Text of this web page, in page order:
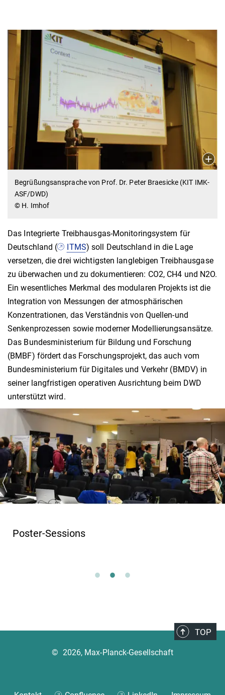
Begrüßungsansprache von Prof. Dr. Peter Braesicke (KIT IMK-
ASF/DWD)
© H. Imhof
Das Integrierte Treibhausgas-Monitoringsystem für
Deutschland (
ITMS) soll Deutschland in die Lage
versetzen, die drei wichtigsten langlebigen Treibhausgase
zu überwachen und zu dokumentieren: CO2, CH4 und N2O.
Ein wesentliches Merkmal des modularen Projekts ist die
Integration von Messungen der atmosphärischen
Konzentrationen, das Verständnis von Quellen-und
Senkenprozessen sowie moderner Modellierungsansätze.
Das Bundesministerium für Bildung und Forschung
(BMBF) fördert das Forschungsprojekt, das auch vom
Bundesministerium für Digitales und Verkehr (BMDV) in
seiner langfristigen operativen Ausrichtung beim DWD
unterstützt wird.
Poster-Sessions
TOP
© 2026, Max-Planck-Gesellschaft